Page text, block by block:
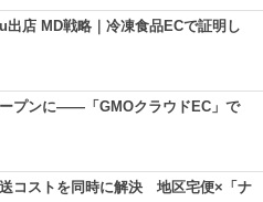
出店 MD戦略｜冷凍食品ECで証明し
プンに――「GMOクラウドEC」で
コストを同時に解決 地区宅便×「ナ